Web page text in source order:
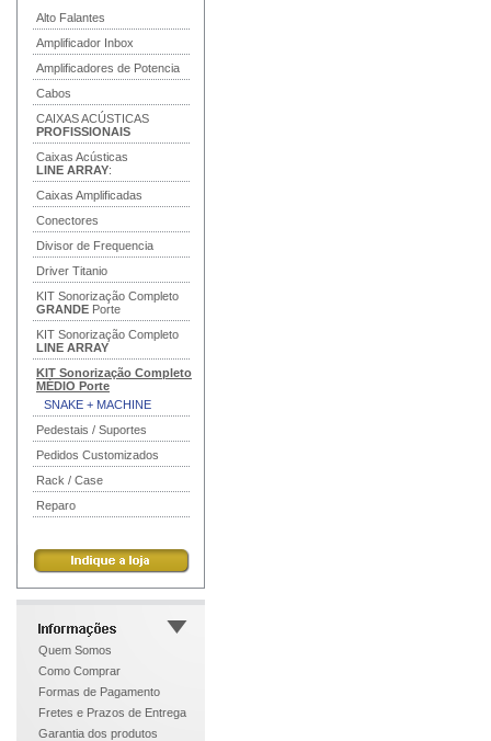
Alto Falantes
Amplificador Inbox
Amplificadores de Potencia
Cabos
CAIXAS ACÚSTICAS
PROFISSIONAIS
Caixas Acústicas
LINE ARRAY:
Caixas Amplificadas
Conectores
Divisor de Frequencia
Driver Titanio
KIT Sonorização Completo
GRANDE Porte
KIT Sonorização Completo
LINE ARRAY
KIT Sonorização Completo
MÉDIO Porte
SNAKE + MACHINE
Pedestais / Suportes
Pedidos Customizados
Rack / Case
Reparo
Quem Somos
Como Comprar
Formas de Pagamento
Fretes e Prazos de Entrega
Garantia dos produtos